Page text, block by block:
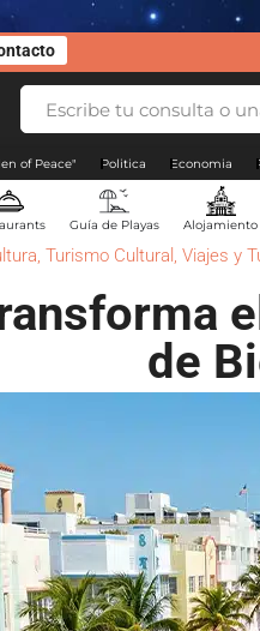
of Peace" Politica Economia
Guía de Playas Alojamiento
, Turismo Cultural , Viajes y
de